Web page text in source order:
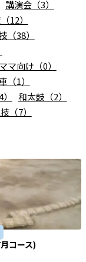
づく表記サイトマップ
いたします。
講演会（3）
12）
（38）
マ向け（0）
（1）
和太鼓（2）
（7）
コース)